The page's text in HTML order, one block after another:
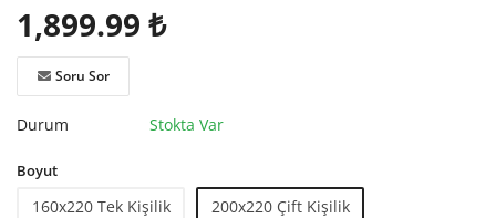
1,899.99 ₺
Soru Sor
Durum Stokta Var
Boyut
160x220 Tek Kişilik 200x220 Çift Kişilik